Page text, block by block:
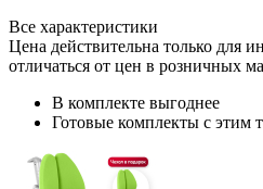
Все характеристики
Цена действительна только для
отличаться от цен в розничных
В комплекте выгоднее
Готовые комплекты с этим